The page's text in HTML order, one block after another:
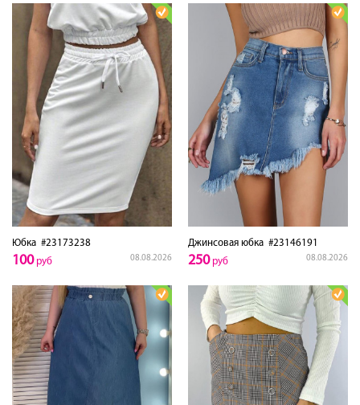
Юбка #23173238
08.08.2026
100руб
Джинсовая юбка #23146191
08.08.2026
250руб